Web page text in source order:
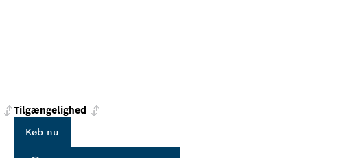
Tilgængelighed
Køb nu